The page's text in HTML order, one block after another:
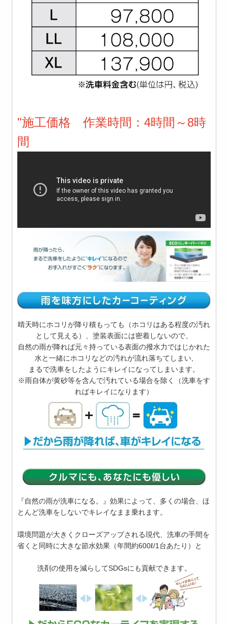
"施工価格 作業時間：4時間～8時
間
晴天時にホコリが降り積もっても（ホコリはある程度の汚れ
として見える）、塗装表面には密着しないので、
自然の雨が降れば元々持っている表面の撥水力ではじかれた
水と一緒にホコリなどの汚れが流れ落ちてしまい,
まるで洗車をしたようにキレイになってしまいます。
※雨自体が黄砂等を含んで汚れている場合を除く（洗車をす
ればキレイになります）
『自然の雨が洗車になる。』効果によって、多くの場合、ほ
とんど洗車をしないでキレイなまま乗れます。
環境問題が大きくクローズアップされる現代、洗車の手間を
省くと同時に大きな節水効果（年間約600ℓ/1台あたり）と
洗剤の使用を減らしてSDGsにも貢献できます。